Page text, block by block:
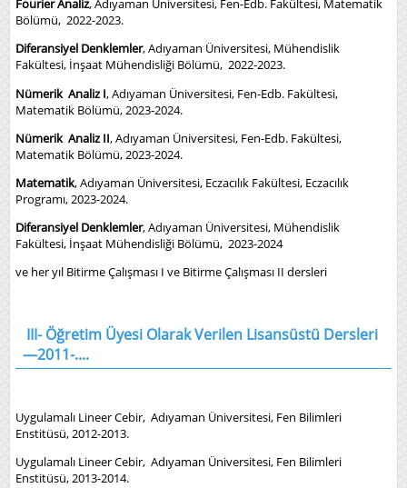
Fourier Analiz, Adıyaman Üniversitesi, Fen-Edb. Fakültesi, Matematik
Bölümü, 2022-2023.
Diferansiyel Denklemler, Adıyaman Üniversitesi, Mühendislik
Fakültesi, İnşaat Mühendisliği Bölümü, 2022-2023.
Nümerik Analiz I, Adıyaman Üniversitesi, Fen-Edb. Fakültesi,
Matematik Bölümü, 2023-2024.
Nümerik Analiz II, Adıyaman Üniversitesi, Fen-Edb. Fakültesi,
Matematik Bölümü, 2023-2024.
Matematik, Adıyaman Üniversitesi, Eczacılık Fakültesi, Eczacılık
Programı, 2023-2024.
Diferansiyel Denklemler, Adıyaman Üniversitesi, Mühendislik
Fakültesi, İnşaat Mühendisliği Bölümü, 2023-2024
ve her yıl Bitirme Çalışması I ve Bitirme Çalışması II dersleri
III- Öğretim Üyesi Olarak Verilen Lisansüstü Dersleri
—2011-....
Uygulamalı Lineer Cebir, Adıyaman Üniversitesi, Fen Bilimleri
Enstitüsü, 2012-2013.
Uygulamalı Lineer Cebir, Adıyaman Üniversitesi, Fen Bilimleri
Enstitüsü, 2013-2014.